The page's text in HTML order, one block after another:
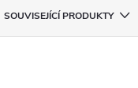
SOUVISEJÍCÍ PRODUKTY